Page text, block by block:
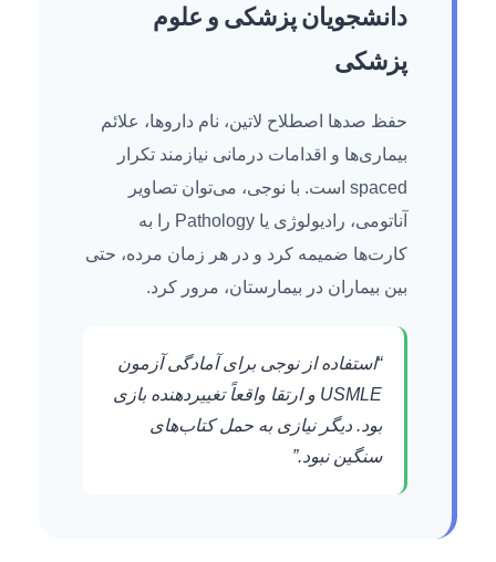
دانشجویان پزشکی و علوم
پزشکی
حفظ صدها اصطلاح لاتین، نام داروها، علائم
بیماری‌ها و اقدامات درمانی نیازمند تکرار
spaced است. با نوجی، می‌توان تصاویر
آناتومی، رادیولوژی یا Pathology را به
کارت‌ها ضمیمه کرد و در هر زمان مرده، حتی
بین بیماران در بیمارستان، مرور کرد.
“استفاده از نوجی برای آمادگی آزمون
USMLE و ارتقا واقعاً تغییردهنده بازی
بود. دیگر نیازی به حمل کتاب‌های
سنگین نبود.”